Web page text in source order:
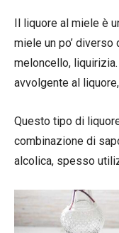
Il liquore al miele è
miele un po’
meloncello,
avvolgente al
Questo tipo di
combinazione di
alcolica, spesso